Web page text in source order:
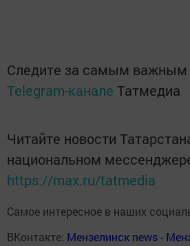
Следите за самым важным
Telegram-канале Татмедиа
Читайте новости
национальном
https://max.ru/tatmedia
Самое интересное в наших
ВКонтакте: Мензелинск news -